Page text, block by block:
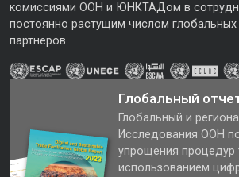
комиссиями ООН и ЮНКТАДом в
постоянно растущим числом глобальных
партнеров.
Глобальный
Глобальный и
Исследования ООН
упрощения процедур
использованием